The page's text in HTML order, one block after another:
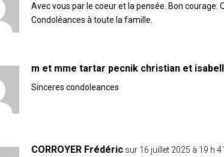
Avec vous par le coeur et la pensée. Bon courage.
Condoléances à toute la famille.
m et mme tartar pecnik christian et
Sinceres condoleances
CORROYER Frédéric sur 16 juillet 2025 à 19 h